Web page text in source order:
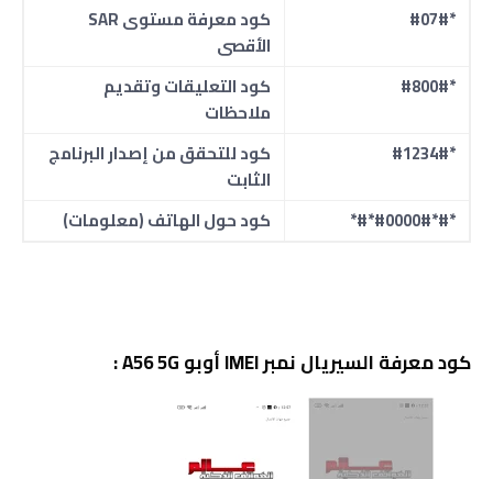
*#07#
كود معرفة مستوى SAR
الأقصى
*#800#
كود التعليقات وتقديم
ملاحظات
*#1234#
كود للتحقق من إصدار البرنامج
الثابت
*#*#0000#*#*
كود حول الهاتف (معلومات)
كود معرفة السيريال نمبر IMEI أوبو A56 5G :